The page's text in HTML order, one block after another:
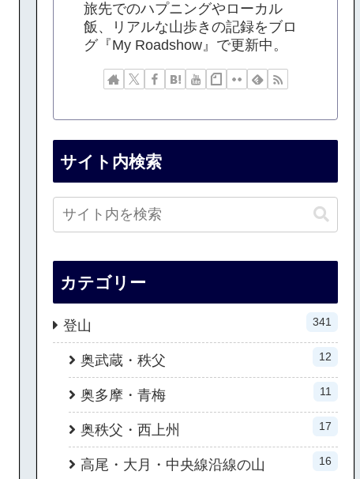
旅先でのハプニングやローカル
飯、リアルな山歩きの記録をブロ
グ『My Roadshow』で更新中。
サイト内検索
カテゴリー
登山 341
奥武蔵・秩父 12
奥多摩・青梅 11
奥秩父・西上州 17
高尾・大月・中央線沿線の山 16